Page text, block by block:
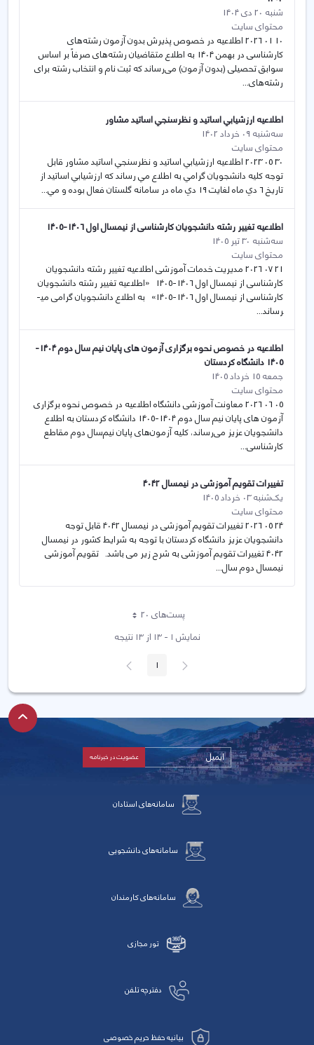
شنبه 20 دی 1404
محتوای سایت
10 01 2026 اطلاعیه در خصوص پذیرش بدون آزمون رشته‌های
کارشناسی در بهمن 1404 به اطلاع متقاضیان رشته‌های صرفاً بر اساس
سوابق تحصیلی (بدون آزمون) می‌رساند که ثبت نام و انتخاب رشته برای
رشته‌های...
اطلاعيه ارزشيابي اساتيد و نظرسنجي اساتيد مشاور
سه‌شنبه 09 خرداد 1402
محتوای سایت
30 05 2023 اطلاعيه ارزشيابي اساتيد و نظرسنجي اساتيد مشاور قابل
توجه كليه دانشجويان گرامي به اطلاع مي رساند كه ارزشيابي اساتيد از
تاريخ 6 دي ماه لغايت 19 دي ماه در سامانه گلستان فعال بوده و مي...
اطلاعیه تغییر رشته دانشجویان کارشناسی از نیمسال اول 1406-1405
سه‌شنبه 30 تیر 1405
محتوای سایت
21 07 2026 مدیریت خدمات آموزشی اطلاعیه تغییر رشته دانشجویان
کارشناسی از نیمسال اول 1406-1405 «اطلاعیه تغییر رشته دانشجویان
کارشناسی از نیمسال اول 1406-1405» به اطلاع دانشجویان گرامی می­
رساند...
اطلاعیه در خصوص نحوه برگزاری آزمون های پایان نیم سال دوم 1404-
1405 دانشگاه کردستان
جمعه 15 خرداد 1405
محتوای سایت
05 06 2026 معاونت آموزشی دانشگاه اطلاعیه در خصوص نحوه برگزاری
آزمون های پایان نیم سال دوم 1404-1405 دانشگاه کردستان به اطلاع
دانشجویان عزیز می‌رساند، کلیه آزمون‌های پایان نیم‌سال دوم مقاطع
کارشناسی...
تغییرات تقویم آموزشی در نیمسال 4042
یک‌شنبه 03 خرداد 1405
محتوای سایت
24 05 2026 تغییرات تقویم آموزشی در نیمسال 4042 قابل توجه
دانشجویان عزیز دانشگاه کردستان با توجه به شرایط کشور در نیمسال
4042 تغییرات تقویم آموزشی به شرح زیر می باشد. تقویم آموزشی
نیمسال دوم سال...
پست‌‌های 20هر صفحه
نمایش ۱ - ۱۳ از ۱۳ نتیجه
پیغام
قبلی صفحه1 صفحه
بعد
سامانه‌های استادان
سامانه‌های دانشجویی
سامانه‌های کارمندان
تور مجازی
دفترچه تلفن
بیانیه حفظ حریم خصوصی